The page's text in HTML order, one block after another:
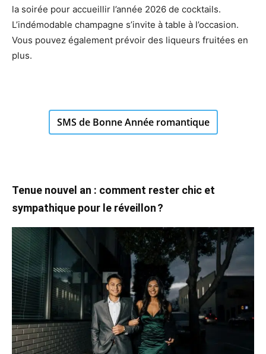
la soirée pour accueillir l’année 2026 de cocktails.
L’indémodable champagne s’invite à table à l’occasion.
Vous pouvez également prévoir des liqueurs fruitées en
plus.
SMS de Bonne Année romantique
Tenue nouvel an : comment rester chic et
sympathique pour le réveillon ?